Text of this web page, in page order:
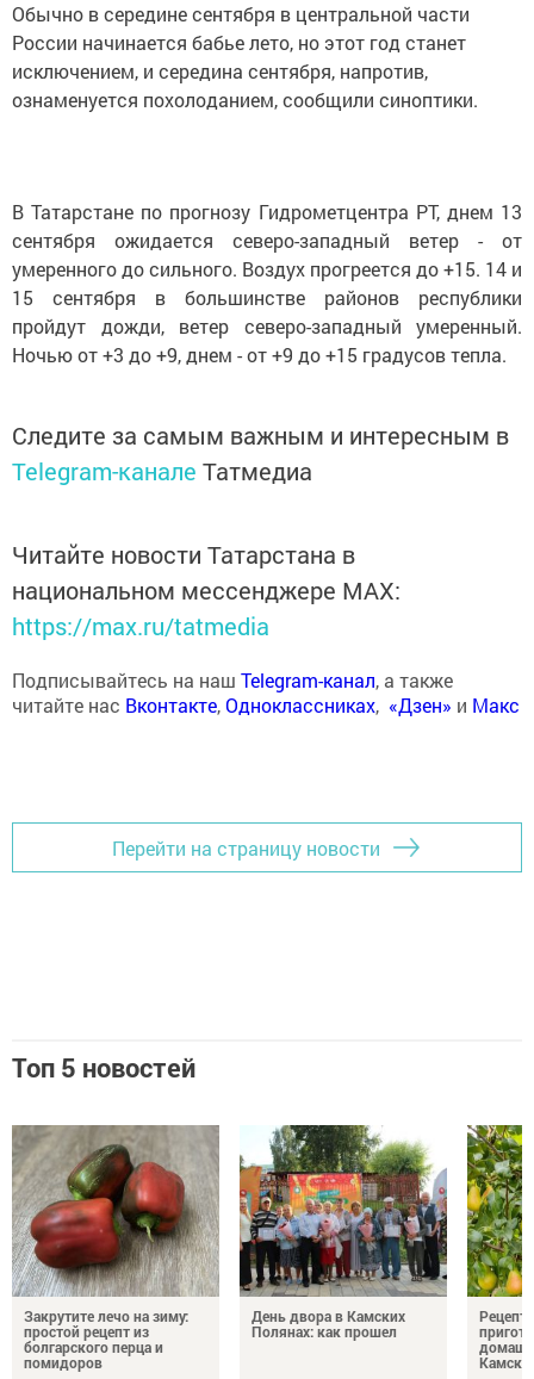
Обычно в середине сентября в центральной части
России начинается бабье лето, но этот год станет
исключением, и середина сентября, напротив,
ознаменуется похолоданием, сообщили синоптики.
В Татарстане по прогнозу Гидрометцентра РТ, днем 13
сентября ожидается северо-западный ветер - от
умеренного до сильного. Воздух прогреется до +15. 14 и
15 сентября в большинстве районов республики
пройдут дожди, ветер северо-западный умеренный.
Ночью от +3 до +9, днем - от +9 до +15 градусов тепла.
Следите за самым важным и интересным в
Telegram-канале Татмедиа
Читайте новости Татарстана в
национальном мессенджере MАХ:
https://max.ru/tatmedia
Подписывайтесь на наш Telegram-канал, а также
читайте нас Вконтакте,Одноклассниках, «Дзен» и Макс
Перейти на страницу новости
Топ 5 новостей
Закрутите лечо на зиму:
простой рецепт из
болгарского перца и
помидоров
День двора в Камских
Полянах: как прошел